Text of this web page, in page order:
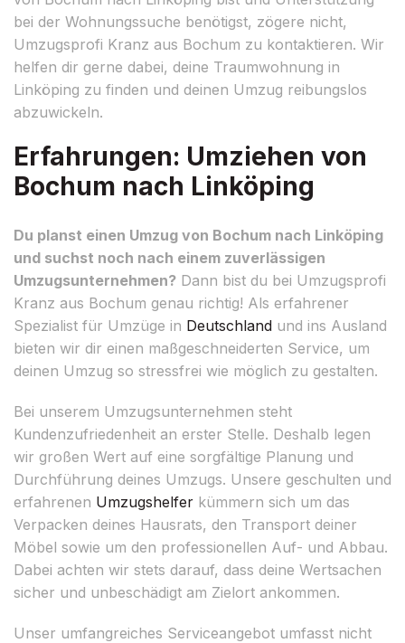
bei der Wohnungssuche benötigst, zögere nicht,
Umzugsprofi Kranz aus Bochum zu kontaktieren. Wir
helfen dir gerne dabei, deine Traumwohnung in
Linköping zu finden und deinen Umzug reibungslos
abzuwickeln.
Erfahrungen: Umziehen von
Bochum nach Linköping
Du planst einen Umzug von Bochum nach Linköping
und suchst noch nach einem zuverlässigen
Umzugsunternehmen? Dann bist du bei Umzugsprofi
Kranz aus Bochum genau richtig! Als erfahrener
Spezialist für Umzüge in Deutschland und ins Ausland
bieten wir dir einen maßgeschneiderten Service, um
deinen Umzug so stressfrei wie möglich zu gestalten.
Bei unserem Umzugsunternehmen steht
Kundenzufriedenheit an erster Stelle. Deshalb legen
wir großen Wert auf eine sorgfältige Planung und
Durchführung deines Umzugs. Unsere geschulten und
erfahrenen Umzugshelfer kümmern sich um das
Verpacken deines Hausrats, den Transport deiner
Möbel sowie um den professionellen Auf- und Abbau.
Dabei achten wir stets darauf, dass deine Wertsachen
sicher und unbeschädigt am Zielort ankommen.
Unser umfangreiches Serviceangebot umfasst nicht